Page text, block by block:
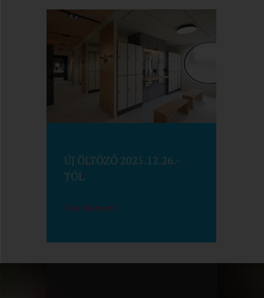
ÚJ ÖLTÖZŐ 2025.12.26.-
TÓL
Podrobnosti